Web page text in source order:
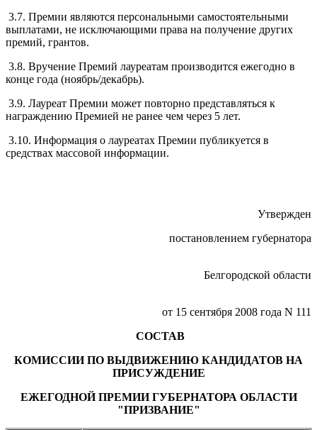
3.7. Премии являются персональными самостоятельными
выплатами, не исключающими права на получение других
премий, грантов.
3.8. Вручение Премий лауреатам производится ежегодно в
конце года (ноябрь/декабрь).
3.9. Лауреат Премии может повторно представляться к
награждению Премией не ранее чем через 5 лет.
3.10. Информация о лауреатах Премии публикуется в
средствах массовой информации.
Утвержден
постановлением губернатора
Белгородской области
от 15 сентября 2008 года N 111
СОСТАВ
КОМИССИИ ПО ВЫДВИЖЕНИЮ КАНДИДАТОВ НА
ПРИСУЖДЕНИЕ
ЕЖЕГОДНОЙ ПРЕМИИ ГУБЕРНАТОРА ОБЛАСТИ
"ПРИЗВАНИЕ"